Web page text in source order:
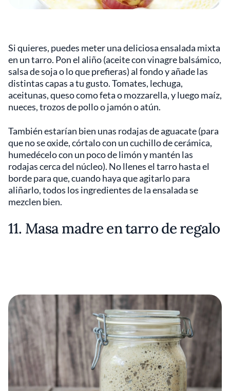
Si quieres, puedes meter una deliciosa ensalada mixta
en un tarro. Pon el aliño (aceite con vinagre balsámico,
salsa de soja o lo que prefieras) al fondo y añade las
distintas capas a tu gusto. Tomates, lechuga,
aceitunas, queso como feta o mozzarella, y luego maíz,
nueces, trozos de pollo o jamón o atún.
También estarían bien unas rodajas de aguacate (para
que no se oxide, córtalo con un cuchillo de cerámica,
humedécelo con un poco de limón y mantén las
rodajas cerca del núcleo). No llenes el tarro hasta el
borde para que, cuando haya que agitarlo para
aliñarlo, todos los ingredientes de la ensalada se
mezclen bien.
11. Masa madre en tarro de regalo